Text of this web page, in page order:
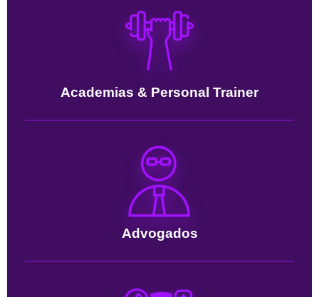
Academias & Personal Trainer
Advogados